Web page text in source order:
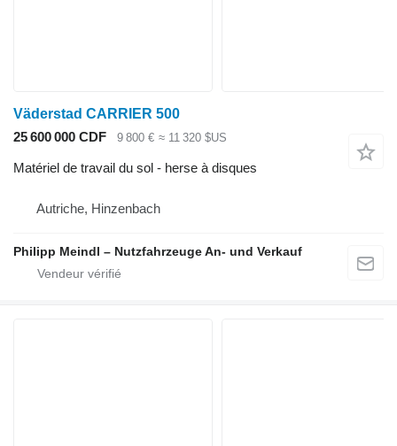
Väderstad CARRIER 500
25 600 000 CDF
9 800 € ≈ 11 320 $US
Matériel de travail du sol - herse à disques
Autriche, Hinzenbach
Philipp Meindl – Nutzfahrzeuge An- und Verkauf